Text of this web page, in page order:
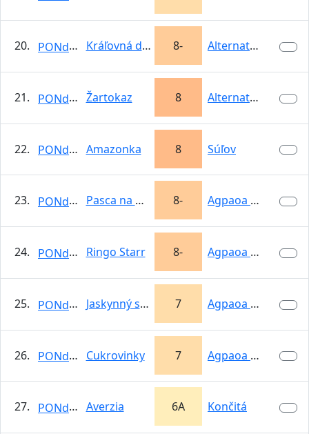
20. PONdeLOK Kráľovná diaľnic 8- Alternatívna…
21. PONdeLOK Žartokaz 8 Alternatívna…
22. PONdeLOK Amazonka 8 Súľov
23. PONdeLOK Pasca na GLK 8- Agpaoa Kamenné
24. PONdeLOK Ringo Starr 8- Agpaoa Kamenné
25. PONdeLOK Jaskynný sokolík 7 Agpaoa Kamenné
26. PONdeLOK Cukrovinky 7 Agpaoa Kamenné
27. PONdeLOK Averzia 6A Končitá